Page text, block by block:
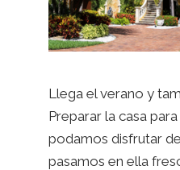
Llega el verano y
Preparar la casa
podamos disfrutar
pasamos en ella